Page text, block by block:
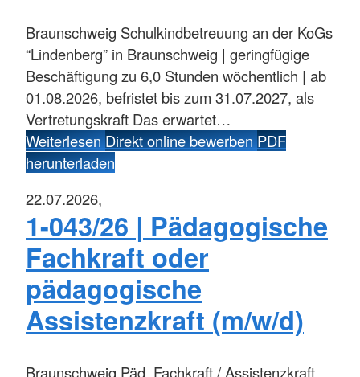
Braunschweig Schulkindbetreuung an der KoGs
“Lindenberg” in Braunschweig | geringfügige
Beschäftigung zu 6,0 Stunden wöchentlich | ab
01.08.2026, befristet bis zum 31.07.2027, als
Vertretungskraft Das erwartet…
WeiterlesenDirekt online bewerbenPDF
herunterladen
22.07.2026,
1-043/26 | Pädagogische
Fachkraft oder
pädagogische
Assistenzkraft (m/w/d)
Braunschweig Päd. Fachkraft / Assistenzkraft